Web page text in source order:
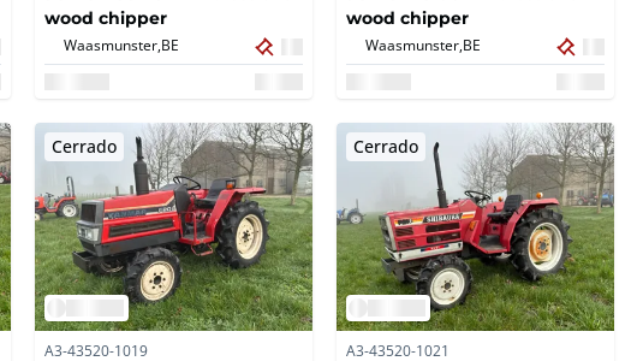
wood chipper
Waasmunster, BE
wood chipper
Waasmunster, BE
Cerrado
A3-43520-1019
Cerrado
A3-43520-1021